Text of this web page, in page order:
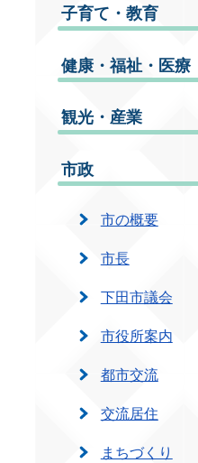
子育て・教育
健康・福祉・医療
観光・産業
市政
市の概要
市長
下田市議会
市役所案内
都市交流
交流居住
まちづくり